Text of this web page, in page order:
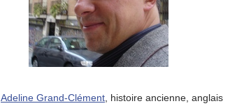
Adeline Grand-Clément , histoire ancienne, anglais